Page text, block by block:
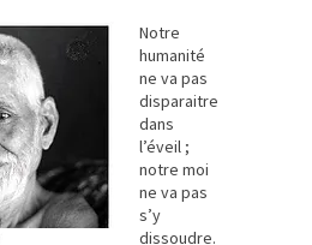
Notre
humanité
ne va pas
disparaitre
dans
l’éveil ;
notre moi
ne va pas
s’y
dissoudre.